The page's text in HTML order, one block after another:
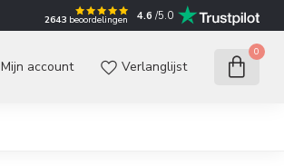
2643 beoordelingen 4.6 /5.0
Mijn account Verlanglijst
0